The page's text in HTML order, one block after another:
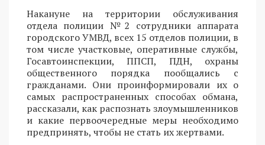
Накануне на территории обслуживания
отдела полиции №2 сотрудники аппарата
городского УМВД, всех 15 отделов полиции, в
том числе участковые, оперативные службы,
Госавтоинспекции, ППСП, ПДН, охраны
общественного порядка пообщались с
гражданами. Они проинформировали их о
самых распространенных способах обмана,
рассказали, как распознать злоумышленников
и какие первоочередные меры необходимо
предпринять, чтобы не стать их жертвами.